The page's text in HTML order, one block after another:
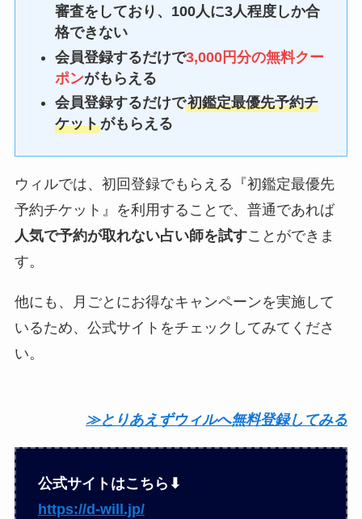
審査をしており、100人に3人程度しか合
格できない
会員登録するだけで3,000円分の無料クー
ポンがもらえる
会員登録するだけで初鑑定最優先予約チ
ケットがもらえる
ウィルでは、初回登録でもらえる『初鑑定最優先
予約チケット』を利用することで、普通であれば
人気で予約が取れない占い師を試すことができま
す。
他にも、月ごとにお得なキャンペーンを実施して
いるため、公式サイトをチェックしてみてくださ
い。
≫とりあえずウィルへ無料登録してみる
公式サイトはこちら⬇︎
https://d-will.jp/